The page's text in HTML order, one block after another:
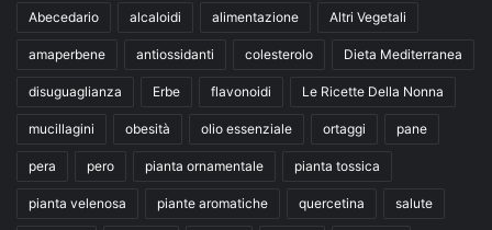
Abecedario alcaloidi alimentazione Altri Vegetali
amaperbene antiossidanti colesterolo Dieta Mediterranea
disuguaglianza Erbe flavonoidi Le Ricette Della Nonna
mucillagini obesità olio essenziale ortaggi pane
pera pero pianta ornamentale pianta tossica
pianta velenosa piante aromatiche quercetina salute